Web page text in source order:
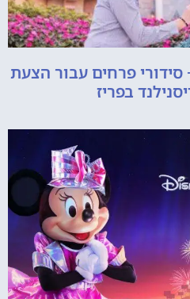
פרחים עבור הצעת
בפריז